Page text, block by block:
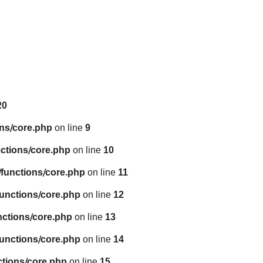
core.php on line 9
core.php on line 10
core.php on line 11
core.php on line 12
core.php on line 13
core.php on line 14